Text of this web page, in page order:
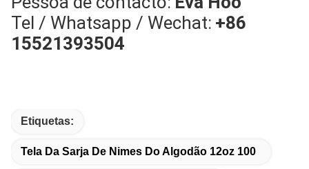
Tel / Whatsapp / Wechat: +86
15521393504
Etiquetas:
Tela Da Sarja De Nimes Do Algodão 12oz 100